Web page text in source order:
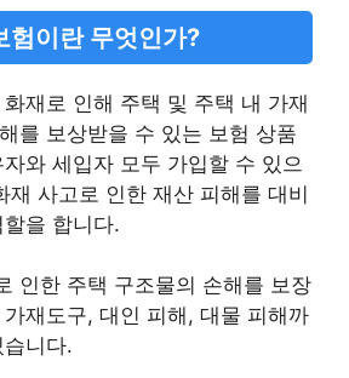
험이란 무엇인가?
재로 인해 주택 및 주택 내 가재
를 보상받을 수 있는 보험 상품
와 세입자 모두 가입할 수 있으
재 사고로 인한 재산 피해를 대비
을 합니다.
인한 주택 구조물의 손해를 보장
재도구, 대인 피해, 대물 피해까
니다.